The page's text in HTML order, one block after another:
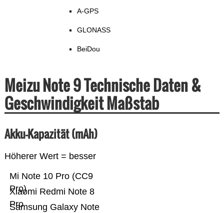
A-GPS
GLONASS
BeiDou
Meizu Note 9 Technische Daten &
Geschwindigkeit Maßstab
Akku-Kapazität (mAh)
Höherer Wert = besser
Samsung Galaxy Note
Xiaomi Redmi Note 8
Pro
Mi Note 10 Pro (CC9
Pro)